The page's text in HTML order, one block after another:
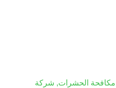
مكافحة الحشرات, شركة